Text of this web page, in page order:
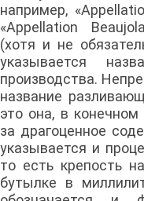
например,
«Appellation
(хотя и не
указывается
производства.
название
это она, в конечном
за драгоценное
указывается и
то есть крепость
бутылке в